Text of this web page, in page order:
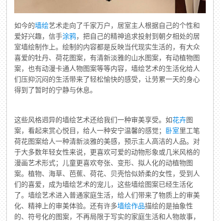
如今的墙绘艺术走向了千家万户，居室主人根据自己的个性和
爱好兴趣，信手涂鸦，把自己的精神追求投射到朝夕相处的居
室墙绘制作上。绘制的内容都是反映当代现实生活的，有大众
喜爱的牡丹、荷花图案，有清新淡雅的山水图案，有动植物图
案，也有动漫卡通人物图案等等内容，墙绘艺术的生活化给人
们压抑沉闷的生活带来了轻松愉快的感受，让劳累一天的身心
得到了暂时的宁静与休息。
这些风格迥异的墙绘艺术还给我们一种审美享受。如花卉图
案，看起来赏心悦目，给人一种安宁温馨的感觉； 卧室里工笔
荷花图案给人一种清新淡雅的美感，预示主人高洁的人品。对
于大多数年轻女性来说，更喜欢可爱的动物形象或几米风格的
漫画艺术形式；儿童更喜欢夸张、变形、拟人化的动植物图
案。植物、海草、芭蕉、荷花、贝壳恰似娇柔的女性，受到人
们的喜爱，成为墙绘艺术的宠儿，这些墙绘图案已经生活化
了。墙绘艺术进入普通家庭生活，给人们带来了物质上的审美
化、精神上的审美体验。还有许多墙绘作品描绘的是抽象性
的、符号化的图案，不再局限于写实的家庭生活和人物故事，